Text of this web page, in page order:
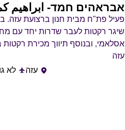
אבראהים חמד- ابراهيم
פעיל פת"ח מבית חנון ברצועת עזה.
שיגר רקטות לעבר שדרות יחד עם
אסלאמי, ובנוסף תיווך מכירת רקטות
עזה
עזה
לא